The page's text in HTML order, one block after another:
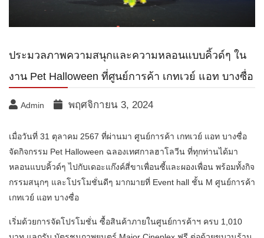
ประมวลภาพความสนุกและความหลอนแบบคิ้วด์ๆ ใน
งาน Pet Halloween ที่ศูนย์การค้า เกทเวย์ แอท บางซื่อ
Admin พฤศจิกายน 3, 2024
เมื่อวันที่ 31 ตุลาคม 2567 ที่ผ่านมา ศูนย์การค้า เกทเวย์ แอท บางซื่อ
จัดกิจกรรม Pet Halloween ฉลองเทศกาลฮาโลวีน ที่ทุกท่านได้มา
หลอนแบบคิ้วด์ๆ ไปกับเดอะแก๊งค์สี่ขาเพื่อนซี้และผองเพื่อน พร้อมทั้งกิจ
กรรมสนุกๆ และโปรโมชั่นดีๆ มากมายที่ Event hall ชั้น M ศูนย์การค้า
เกทเวย์ แอท บางซื่อ
เริ่มด้วยการจัดโปรโมชั่น ซื้อสินค้าภายในศูนย์การค้าฯ ครบ 1,010